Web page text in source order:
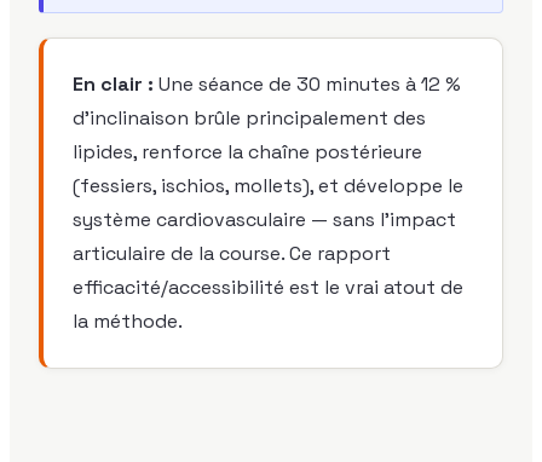
En clair : Une séance de 30 minutes à 12 %
d'inclinaison brûle principalement des
lipides, renforce la chaîne postérieure
(fessiers, ischios, mollets), et développe le
système cardiovasculaire — sans l'impact
articulaire de la course. Ce rapport
efficacité/accessibilité est le vrai atout de
la méthode.